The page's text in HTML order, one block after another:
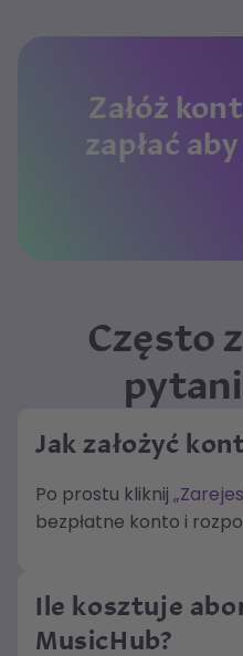
Załóż
zapłać
Często
Jak założyć
Po prostu kliknij
bezpłatne konto i
Ile kosztuje
MusicHub?